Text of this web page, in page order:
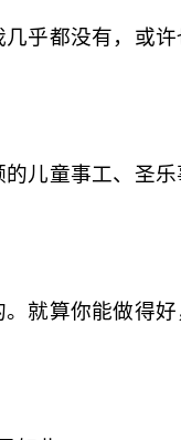
乎都没有，或
儿童事工、圣
就算你能做得